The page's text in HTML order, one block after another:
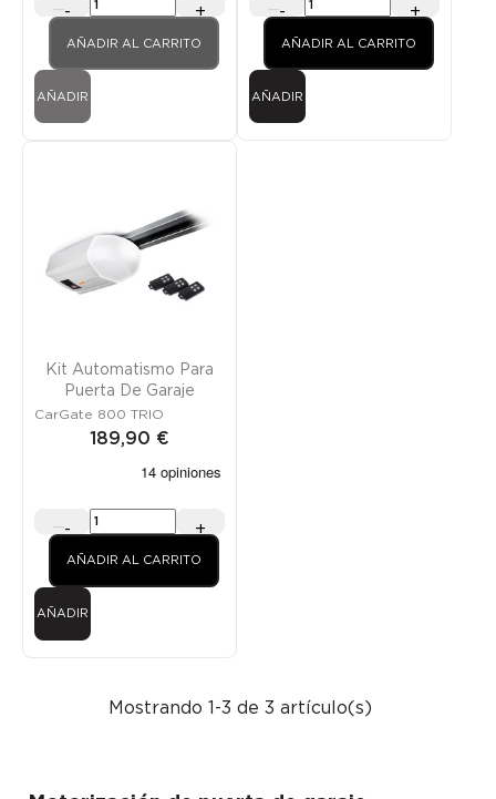
- +
AÑADIR AL CARRITO
AÑADIR
- +
AÑADIR AL CARRITO
AÑADIR
Kit Automatismo Para
Puerta De Garaje
CarGate 800 TRIO
189,90 €
- +
AÑADIR AL CARRITO
AÑADIR
Mostrando 1-3 de 3 artículo(s)